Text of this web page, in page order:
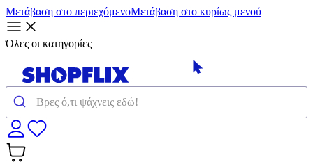
Μετάβαση στο περιεχόμενοΜετάβαση στο κυρίως μενού
Όλες οι κατηγορίες